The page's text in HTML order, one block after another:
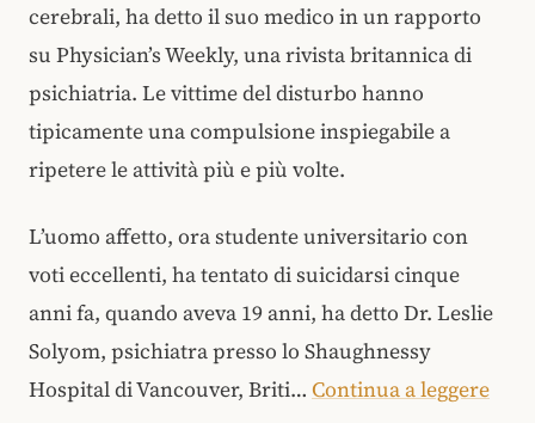
cerebrali, ha detto il suo medico in un rapporto
su Physician’s Weekly, una rivista britannica di
psichiatria. Le vittime del disturbo hanno
tipicamente una compulsione inspiegabile a
ripetere le attività più e più volte.
L’uomo affetto, ora studente universitario con
voti eccellenti, ha tentato di suicidarsi cinque
anni fa, quando aveva 19 anni, ha detto Dr. Leslie
Solyom, psichiatra presso lo Shaughnessy
Hospital di Vancouver, Briti… Continua a leggere